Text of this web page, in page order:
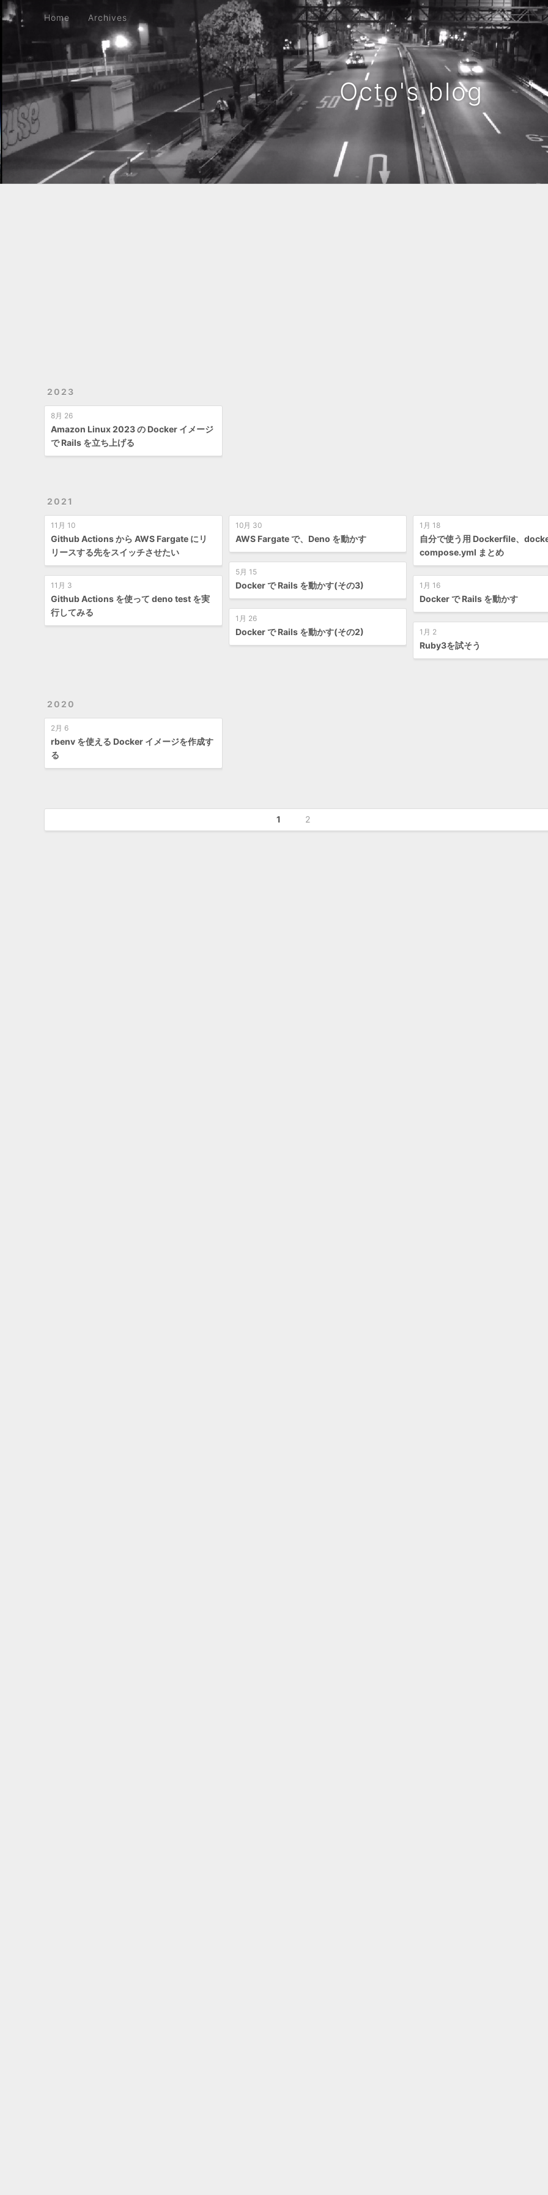
Octo's blog
Home Archives
2023
8月 26
Amazon Linux 2023 の Docker イメージ
で Rails を立ち上げる
2021
11月 10
Github Actions から AWS Fargate にリ
リースする先をスイッチさせたい
11月 3
Github Actions を使って deno test を実
行してみる
10月 30
AWS Fargate で、Deno を動かす
5月 15
Docker で Rails を動かす(その3)
1月 26
Docker で Rails を動かす(その2)
1月 18
自分で使う用 Dockerfile、
compose.yml まとめ
1月 16
Docker で Rails を動かす
1月 2
Ruby3を試そう
2020
2月 6
rbenv を使える Docker イメージを作成す
る
1 2
Home